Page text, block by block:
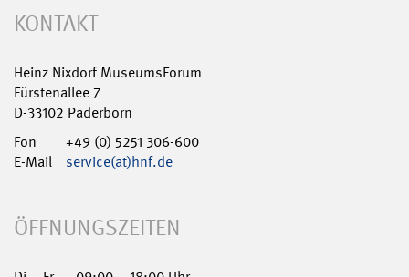
KONTAKT
Heinz Nixdorf MuseumsForum
Fürstenallee 7
D-33102 Paderborn
Fon
+49 (0) 5251 306-600
E-Mail
service(at)hnf.de
ÖFFNUNGSZEITEN